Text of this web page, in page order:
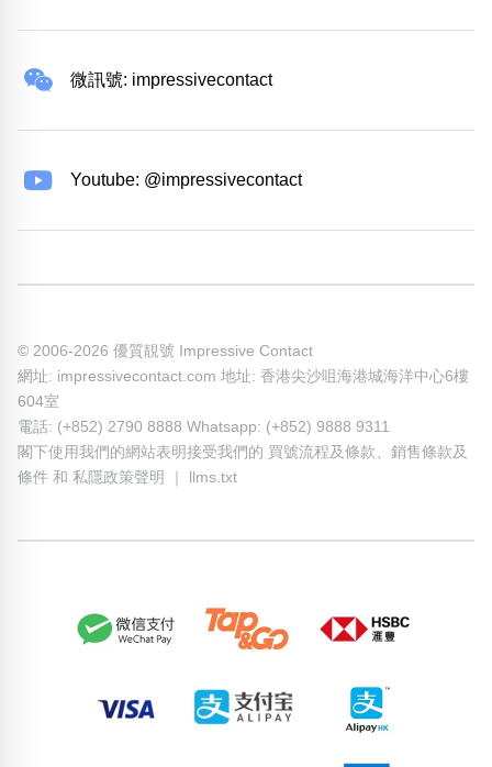
微訊號: impressivecontact
Youtube: @impressivecontact
© 2006-2026 優質靚號 Impressive Contact
網址: impressivecontact.com 地址: 香港尖沙咀海港城海洋中心6樓
604室
電話: (+852) 2790 8888 Whatsapp: (+852) 9888 9311
閣下使用我們的網站表明接受我們的 買號流程及條款、 銷售條款及
條件 和 私隱政策聲明 llms.txt